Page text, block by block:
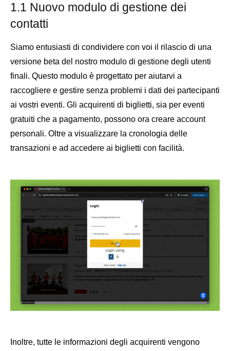
1.1 Nuovo modulo di gestione dei
contatti
Siamo entusiasti di condividere con voi il rilascio di una
versione beta del nostro modulo di gestione degli utenti
finali. Questo modulo è progettato per aiutarvi a
raccogliere e gestire senza problemi i dati dei partecipanti
ai vostri eventi. Gli acquirenti di biglietti, sia per eventi
gratuiti che a pagamento, possono ora creare account
personali. Oltre a visualizzare la cronologia delle
transazioni e ad accedere ai biglietti con facilità.
Inoltre, tutte le informazioni degli acquirenti vengono